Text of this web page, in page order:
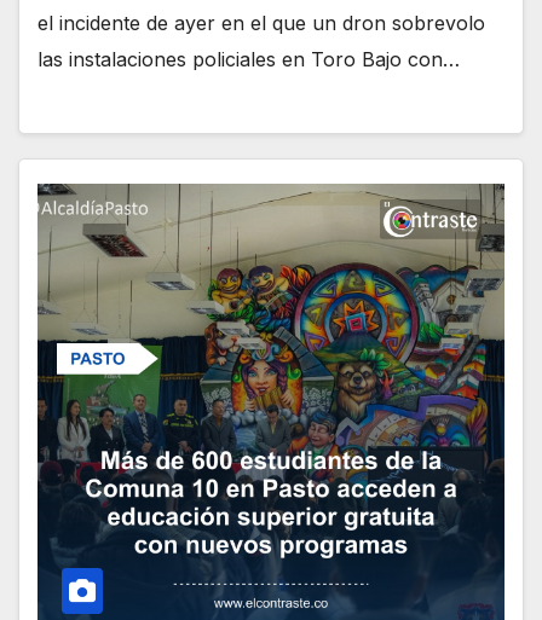
el incidente de ayer en el que un dron sobrevolo
las instalaciones policiales en Toro Bajo con…